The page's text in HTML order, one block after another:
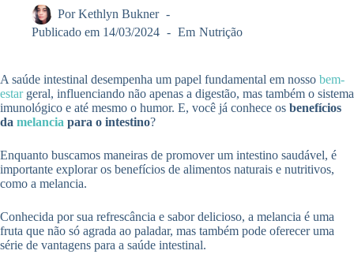
Por Kethlyn Bukner
Publicado em 14/03/2024 Em Nutrição
A saúde intestinal desempenha um papel fundamental em nosso bem-
estargeral, influenciando não apenas a digestão, mas também o sistema
imunológico e até mesmo o humor. E, você já conhece os benefícios
da melancia para o intestino?
Enquanto buscamos maneiras de promover um intestino saudável, é
importante explorar os benefícios de alimentos naturais e nutritivos,
como a melancia.
Conhecida por sua refrescância e sabor delicioso, a melancia é uma
fruta que não só agrada ao paladar, mas também pode oferecer uma
série de vantagens para a saúde intestinal.